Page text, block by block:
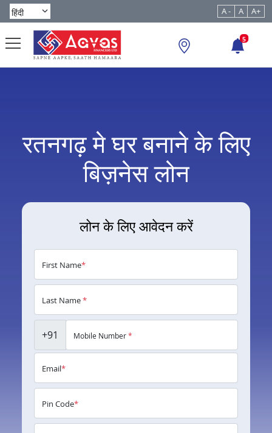
A - A A+
5
रतनगढ़ मे घर बनाने के लिए
बिज़नेस लोन
लोन के लिए आवेदन करें
First Name*
Last Name*
+91 Mobile Number*
Email*
Pin Code*